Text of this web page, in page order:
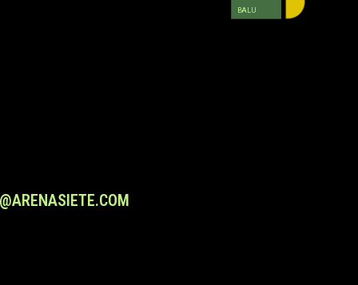
BALU